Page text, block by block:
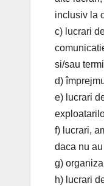
inclusiv la
c) lucrari
si/sau
d)
e) lucrari
f) lucrari,
daca nu
g)
h) lucrari